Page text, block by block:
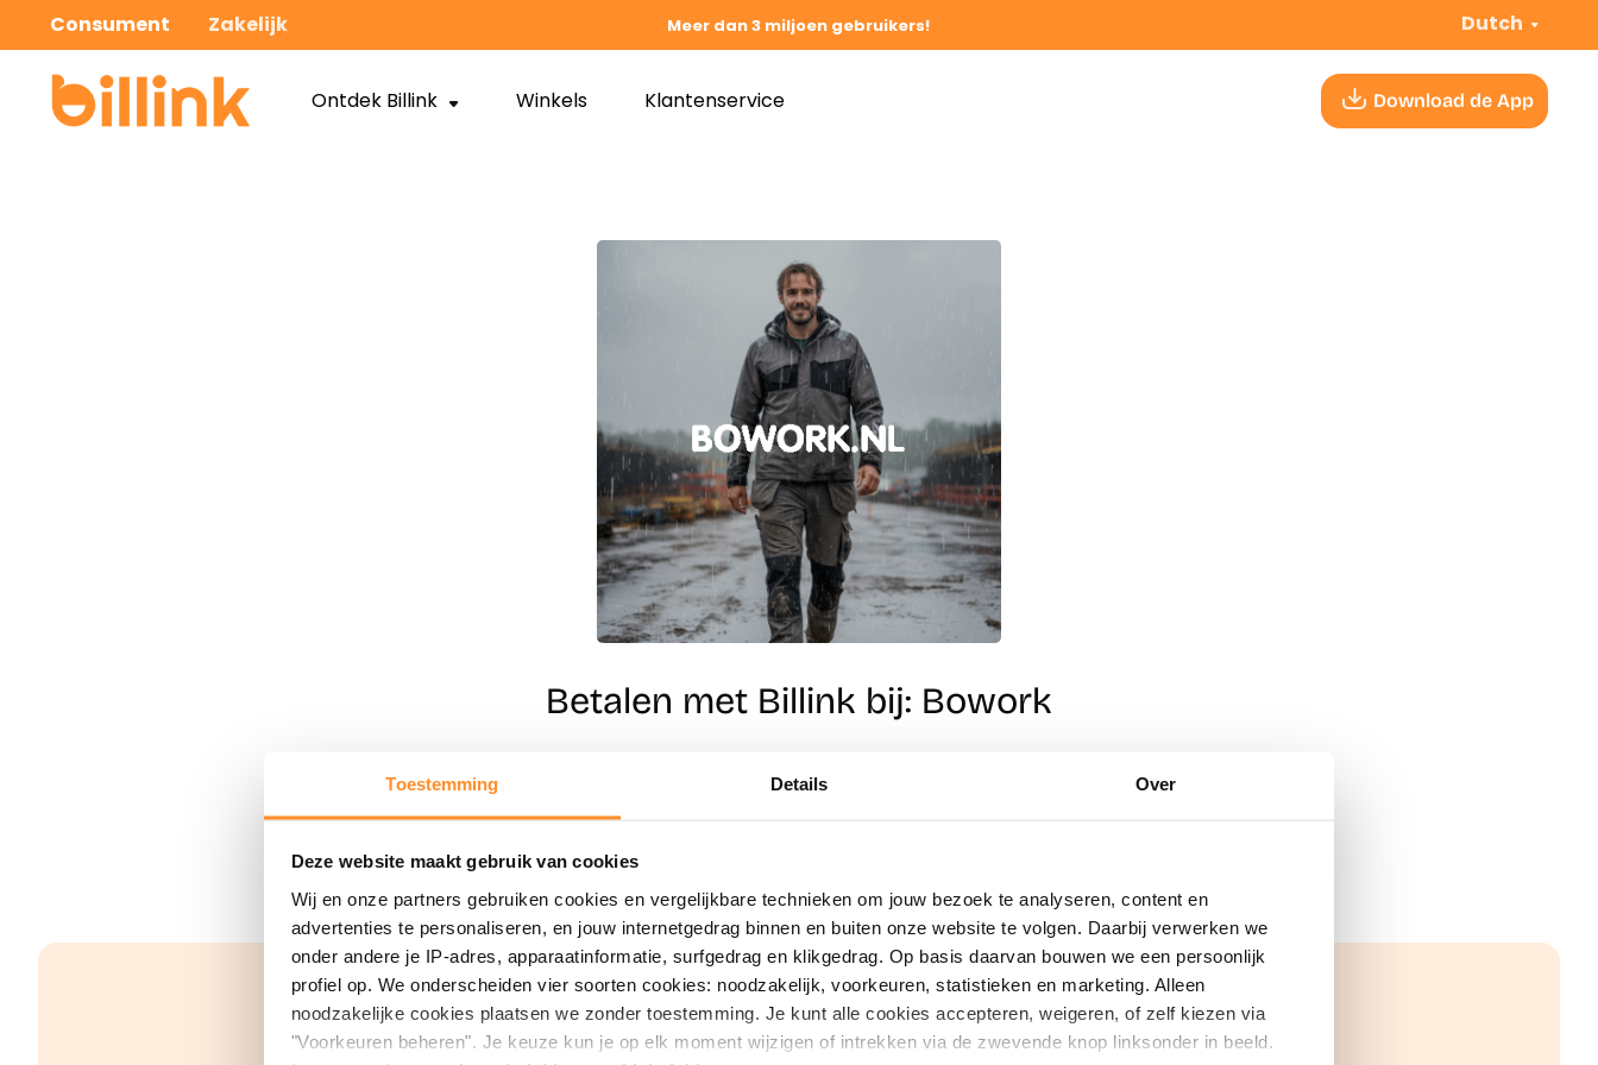
Toestemming Details Over
Deze website maakt gebruik van cookies
Wij en onze partners gebruiken cookies en vergelijkbare technieken om jouw bezoek te analyseren, content en
advertenties te personaliseren, en jouw internetgedrag binnen en buiten onze website te volgen. Daarbij verwerken we
onder andere je IP-adres, apparaatinformatie, surfgedrag en klikgedrag. Op basis daarvan bouwen we een persoonlijk
profiel op. We onderscheiden vier soorten cookies: noodzakelijk, voorkeuren, statistieken en marketing. Alleen
noodzakelijke cookies plaatsen we zonder toestemming. Je kunt alle cookies accepteren, weigeren, of zelf kiezen via
"Voorkeuren beheren". Je keuze kun je op elk moment wijzigen of intrekken via de zwevende knop linksonder in beeld.
Consument Zakelijk Meer dan 3 miljoen gebruikers! Dutch
Ontdek Billink Winkels Klantenservice Download de App
Betalen met Billink bij: Bowork